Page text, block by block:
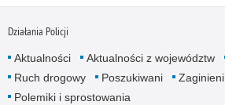
Działania Policji
Aktualności Aktualności z województw
Ruch drogowy
Poszukiwani Zaginieni
Polemiki i sprostowania